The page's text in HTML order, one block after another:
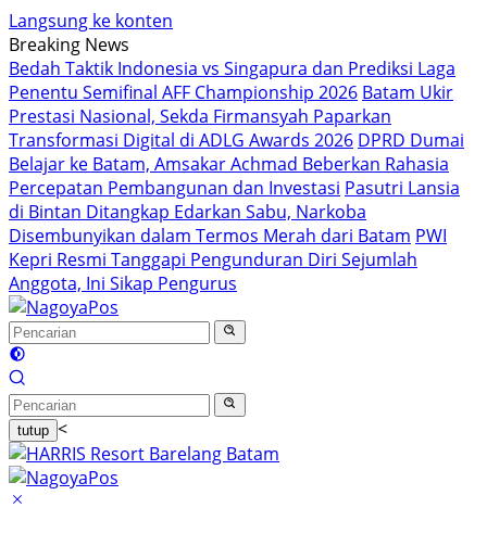
Langsung ke konten
Breaking News
Bedah Taktik Indonesia vs Singapura dan Prediksi Laga
Penentu Semifinal AFF Championship 2026 Batam Ukir
Prestasi Nasional, Sekda Firmansyah Paparkan
Transformasi Digital di ADLG Awards 2026 DPRD Dumai
Belajar ke Batam, Amsakar Achmad Beberkan Rahasia
Percepatan Pembangunan dan Investasi Pasutri Lansia
di Bintan Ditangkap Edarkan Sabu, Narkoba
Disembunyikan dalam Termos Merah dari Batam PWI
Kepri Resmi Tanggapi Pengunduran Diri Sejumlah
Anggota, Ini Sikap Pengurus
tutup <